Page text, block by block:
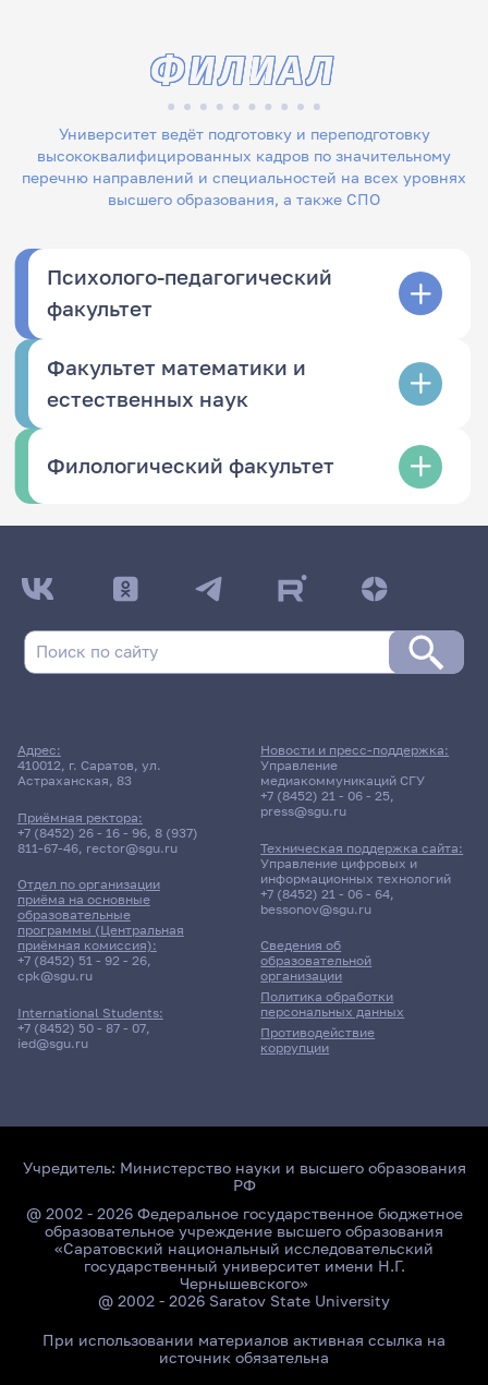
Университет ведёт подготовку и переподготовку
высококвалифицированных кадров по значительному
перечню направлений и специальностей на всех уровнях
высшего образования, а также СПО
ФИЛИАЛ
Психолого-педагогический
факультет
Факультет математики и
естественных наук
Филологический факультет
Адрес:
410012, г. Саратов, ул.
Астраханская, 83
Приёмная ректора:
+7 (8452) 26 - 16 - 96, 8 (937)
811-67-46, rector@sgu.ru
Отдел по организации
приёма на основные
образовательные
программы (Центральная
приёмная комиссия):
+7 (8452) 51 - 92 - 26,
cpk@sgu.ru
International Students:
+7 (8452) 50 - 87 - 07,
ied@sgu.ru
Сведения об
образовательной
организации
Политика обработки
персональных данных
Противодействие
коррупции
Новости и пресс-поддержка:
Управление
медиакоммуникаций СГУ
+7 (8452) 21 - 06 - 25,
press@sgu.ru
Техническая поддержка сайта:
Управление цифровых и
информационных технологий
+7 (8452) 21 - 06 - 64,
bessonov@sgu.ru
Учредитель: Министерство науки и высшего образования
РФ
@ 2002 - 2026 Федеральное государственное бюджетное
образовательное учреждение высшего образования
«Саратовский национальный исследовательский
государственный университет имени Н.Г.
Чернышевского»
@ 2002 - 2026 Saratov State University
При использовании материалов активная ссылка на
источник обязательна